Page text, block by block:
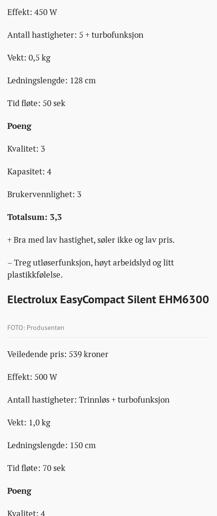
Effekt: 450 W
Antall hastigheter: 5 + turbofunksjon
Vekt: 0,5 kg
Ledningslengde: 128 cm
Tid fløte: 50 sek
Poeng
Kvalitet: 3
Kapasitet: 4
Brukervennlighet: 3
Totalsum: 3,3
+ Bra med lav hastighet, søler ikke og lav pris.
– Treg utløserfunksjon, høyt arbeidslyd og litt
plastikkfølelse.
Electrolux EasyCompact Silent EHM6300
FOTO: Produsenten
Veiledende pris: 539 kroner
Effekt: 500 W
Antall hastigheter: Trinnløs + turbofunksjon
Vekt: 1,0 kg
Ledningslengde: 150 cm
Tid fløte: 70 sek
Poeng
Kvalitet: 4